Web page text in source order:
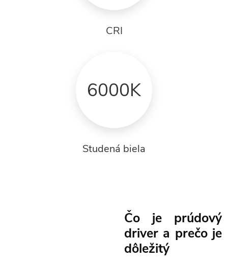
CRI
6000K
Studená biela
Čo je prúdový
driver a prečo je
dôležitý